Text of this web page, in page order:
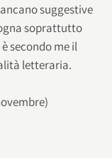
suggestive
soprattutto
secondo me il
letteraria.